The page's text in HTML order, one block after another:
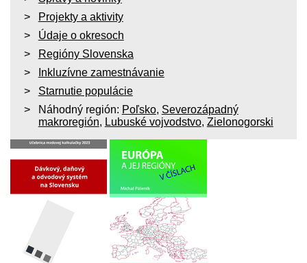
Projekty a aktivity
Údaje o okresoch
Regióny Slovenska
Inkluzívne zamestnávanie
Starnutie populácie
Náhodný región: Poľsko, Severozápadný
makroregión, Lubuské vojvodstvo, Zielonogorski